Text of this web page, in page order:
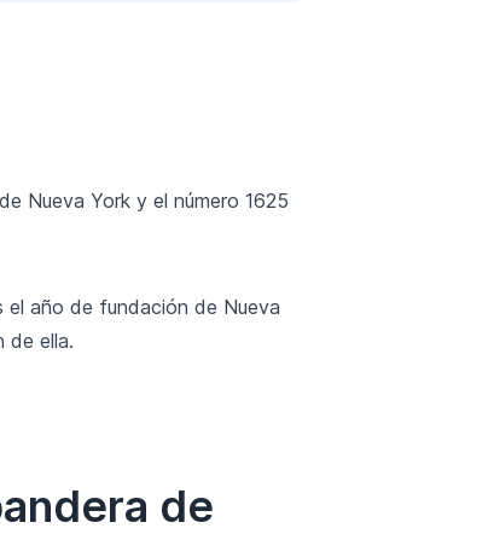
Nueva York y el número 1625
el año de fundación de Nueva
de ella.
de